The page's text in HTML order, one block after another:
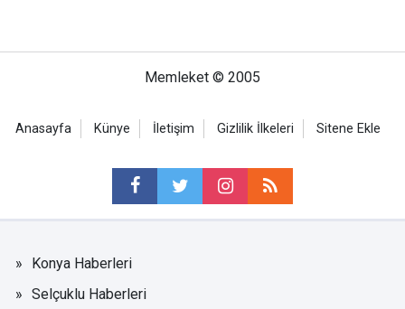
Memleket © 2005
Anasayfa Künye İletişim Gizlilik İlkeleri Sitene Ekle
Konya Haberleri
Selçuklu Haberleri